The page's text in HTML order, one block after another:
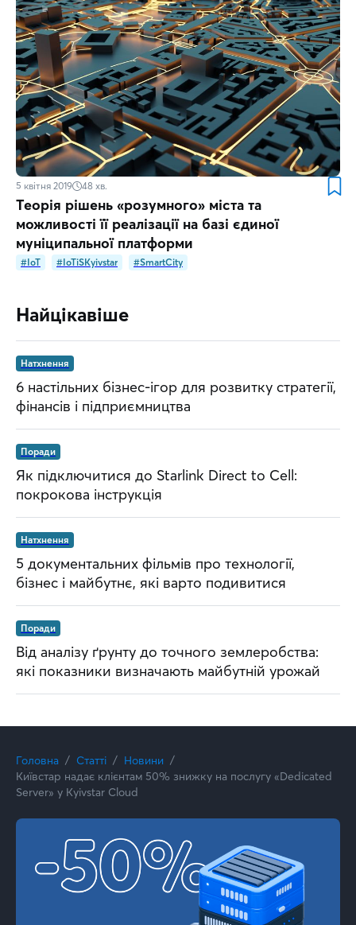
5 квітня 2019 48 хв.
Теорія рішень «розумного» міста та
можливості її реалізації на базі єдиної
муніципальної платформи
#IoT #IoTiSKyivstar #SmartCity
Найцікавіше
Натхнення
6 настільних бізнес-ігор для розвитку стратегії,
фінансів і підприємництва
Поради
Як підключитися до Starlink Direct to Cell:
покрокова інструкція
Натхнення
5 документальних фільмів про технології,
бізнес і майбутнє, які варто подивитися
Поради
Від аналізу ґрунту до точного землеробства:
які показники визначають майбутній урожай
Головна Статті
Новини
Київстар надає клієнтам 50% знижку на послугу «Dedicated
Server» у Kyivstar Cloud